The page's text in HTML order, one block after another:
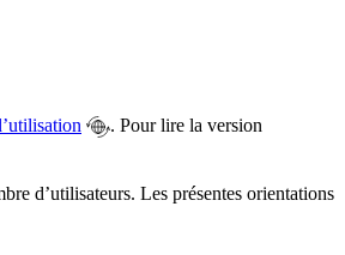
. Pour lire la version
d’utilisateurs. Les présentes orientations